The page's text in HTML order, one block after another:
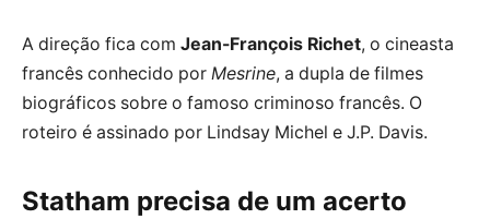
A direção fica com Jean-François Richet, o cineasta
francês conhecido por Mesrine, a dupla de filmes
biográficos sobre o famoso criminoso francês. O
roteiro é assinado por Lindsay Michel e J.P. Davis.
Statham precisa de um acerto